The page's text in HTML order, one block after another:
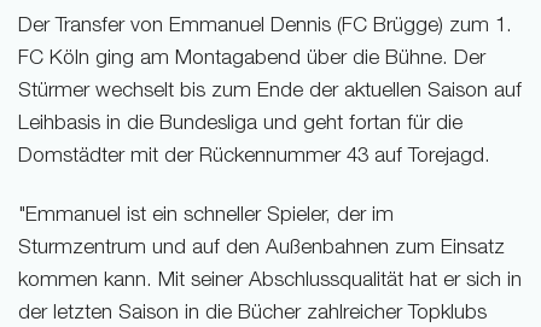
Der Transfer von Emmanuel Dennis (FC Brügge) zum 1.
FC Köln ging am Montagabend über die Bühne. Der
Stürmer wechselt bis zum Ende der aktuellen Saison auf
Leihbasis in die Bundesliga und geht fortan für die
Domstädter mit der Rückennummer 43 auf Torejagd.
"Emmanuel ist ein schneller Spieler, der im
Sturmzentrum und auf den Außenbahnen zum Einsatz
kommen kann. Mit seiner Abschlussqualität hat er sich in
der letzten Saison in die Bücher zahlreicher Topklubs